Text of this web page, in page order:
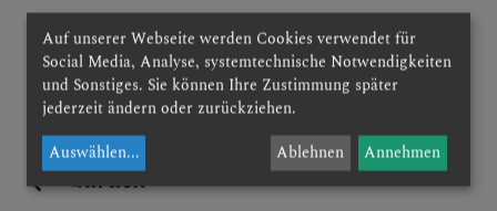
GELÖBNISWALLFAHRT
DOMFREUNDE
zurück
Auf unserer Webseite werden Cookies verwendet für
Social Media, Analyse, systemtechnische Notwendigkeiten
und Sonstiges. Sie können Ihre Zustimmung später
jederzeit ändern oder zurückziehen.
Auswählen... Ablehnen Annehmen